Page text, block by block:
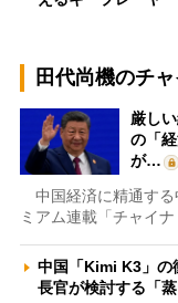
田代尚機のチ
厳し
の「
が…
中国経済に精通する
ミアム連載「チャイ
中国「Kimi K3」
長官が検討する「